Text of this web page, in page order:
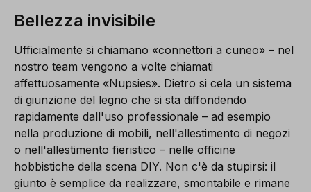
Bellezza invisibile
Ufficialmente si chiamano «connettori a cuneo» – nel
nostro team vengono a volte chiamati
affettuosamente «Nupsies». Dietro si cela un sistema
di giunzione del legno che si sta diffondendo
rapidamente dall'uso professionale – ad esempio
nella produzione di mobili, nell'allestimento di negozi
o nell'allestimento fieristico – nelle officine
hobbistiche della scena DIY. Non c'è da stupirsi: il
giunto è semplice da realizzare, smontabile e rimane